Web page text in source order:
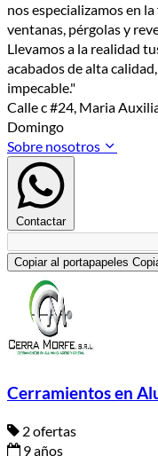
nos especializamos en
ventanas, pérgolas y
Llevamos a la realidad
acabados de alta
impecable."
Calle c #24, Maria
Domingo
Sobre nosotros
Contactar
Copiar al portapapeles
Cerramientos en
2 ofertas
9 años